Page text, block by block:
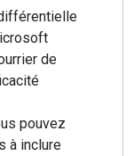
de
pouvez
à inclure